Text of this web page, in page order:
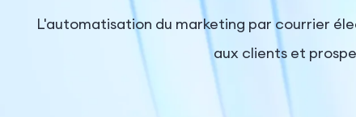
L'automatisation du marketing par courrier
aux clients et